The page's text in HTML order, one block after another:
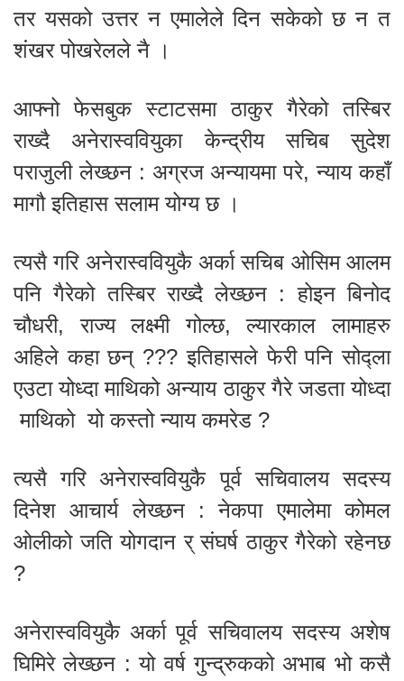
तर यसको उत्तर न एमालेले दिन सकेको छ न त
शंखर पोखरेलले नै ।
आफ्नो फेसबुक स्टाटसमा ठाकुर गैरेको तस्बिर
राख्दै अनेरास्ववियुका केन्द्रीय सचिब सुदेश
पराजुली लेख्छन : अग्रज अन्यायमा परे, न्याय कहाँ
मागौ इतिहास सलाम योग्य छ ।
त्यसै गरि अनेरास्ववियुकै अर्का सचिब ओसिम आलम
पनि गैरेको तस्बिर राख्दै लेख्छन : होइन बिनोद
चौधरी, राज्य लक्ष्मी गोल्छ, ल्यारकाल लामाहरु
अहिले कहा छन् ??? इतिहासले फेरी पनि सोद्ला
एउटा योध्दा माथिको अन्याय ठाकुर गैरे जडता योध्दा
माथिको यो कस्तो न्याय कमरेड ?
त्यसै गरि अनेरास्ववियुकै पूर्व सचिवालय सदस्य
दिनेश आचार्य लेख्छन : नेकपा एमालेमा कोमल
ओलीको जति योगदान र् संघर्ष ठाकुर गैरेको रहेनछ
?
अनेरास्ववियुकै अर्का पूर्व सचिवालय सदस्य अशेष
घिमिरे लेख्छन : यो वर्ष गुन्द्रुकको अभाब भो कसै